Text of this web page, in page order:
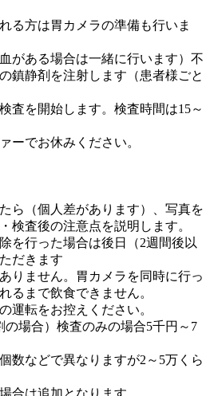
る方は胃カメラの準備も行いま
がある場合は一緒に行います）不
鎮静剤を注射します（患者様ごと
査を開始します。検査時間は15～
ーでお休みください。
ら（個人差があります）、写真を
検査後の注意点を説明します。
を行った場合は後日（2週間後以
だきます
りません。胃カメラを同時に行っ
るまで飲食できません。
運転をお控えください。
の場合）検査のみの場合5千円～7
数などで異なりますが2～5万くら
合は追加となります。